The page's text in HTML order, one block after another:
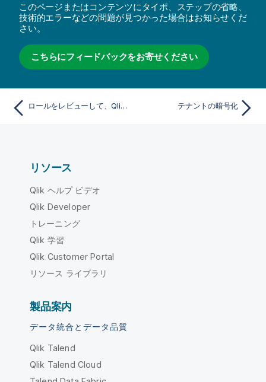
このページまたはコンテンツにタイポ、ステップの省略、
技術的エラーなどの問題が見つかった場合はお知らせくだ
さい。
こちらにフィードバックをお寄せください
ロールをレビューして、Qlik Cloud でプロビジョニングされたユーザーに割り当てる テナントの暗号化
リソース
Qlik ヘルプ ビデオ
Qlik Developer
トレーニング
Qlik 学習
Qlik Customer Portal
リソース ライブラリ
製品案内
データ統合とデータ品質
Qlik Talend
Qlik Talend Cloud